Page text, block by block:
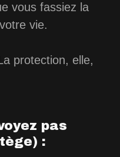
vous fassiez la
vie.
protection, elle,
pas
: